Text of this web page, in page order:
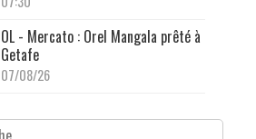
OL - Mercato : Orel Mangala prêté à
Getafe
07/08/26